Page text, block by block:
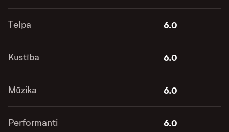
Telpa 6.0
Kustība 6.0
Mūzika 6.0
Performanti 6.0